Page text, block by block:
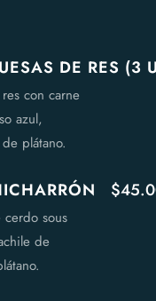
DE RES (3
con carne
azul,
plátano.
sous
de